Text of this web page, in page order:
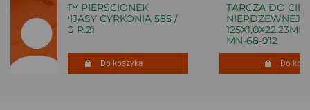
ZŁOTY PIERŚCIONEK
ZAWIJASY CYRKONIA 585 /
1,67 G R.21
Do koszyka
TARCZA DO
NIERDZEWNEJ
125X1,0X22,23MM
MN-68-912
Do